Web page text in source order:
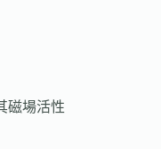
磁場活性